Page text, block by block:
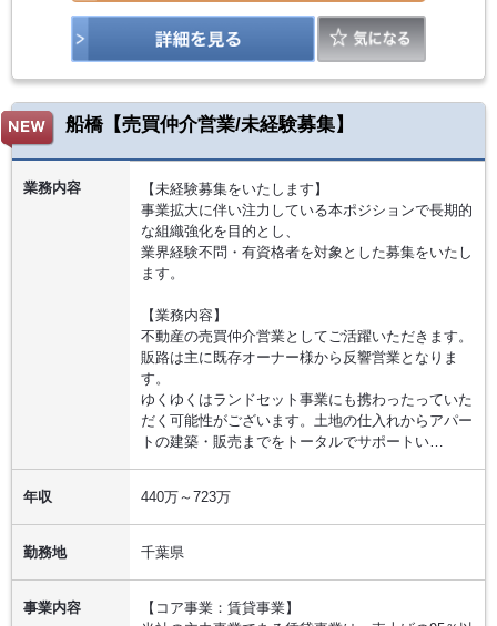
船橋【売買仲介営業/未経験募集】
業務内容
【未経験募集をいたします】
事業拡大に伴い注力している本ポジションで長期的
な組織強化を目的とし、
業界経験不問・有資格者を対象とした募集をいたし
ます。
【業務内容】
不動産の売買仲介営業としてご活躍いただきます。
販路は主に既存オーナー様から反響営業となりま
す。
ゆくゆくはランドセット事業にも携わったっていた
だく可能性がございます。土地の仕入れからアパー
トの建築・販売までをトータルでサポートい…
年収 440万～723万
勤務地 千葉県
事業内容
【コア事業：賃貸事業】